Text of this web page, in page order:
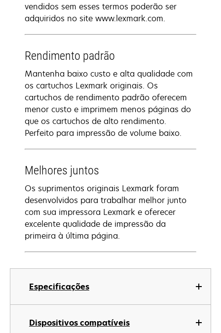
Especificações
Dispositivos compatíveis
vendidos sem esses termos poderão ser
adquiridos no site www.lexmark.com.
Rendimento padrão
Mantenha baixo custo e alta qualidade com
os cartuchos Lexmark originais. Os
cartuchos de rendimento padrão oferecem
menor custo e imprimem menos páginas do
que os cartuchos de alto rendimento.
Perfeito para impressão de volume baixo.
Melhores juntos
Os suprimentos originais Lexmark foram
desenvolvidos para trabalhar melhor junto
com sua impressora Lexmark e oferecer
excelente qualidade de impressão da
primeira à última página.